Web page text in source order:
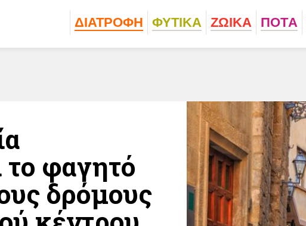
ΔΙΑΤΡΟΦΗ ΦΥΤΙΚA ΖΩΙΚA ΠΟΤA
το φαγητό
δρόμους